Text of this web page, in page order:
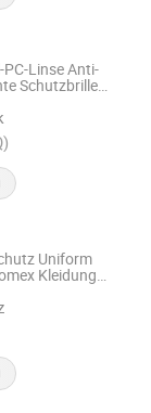
PC-Linse Anti-
Schutzbrille
Uniform
Kleidung